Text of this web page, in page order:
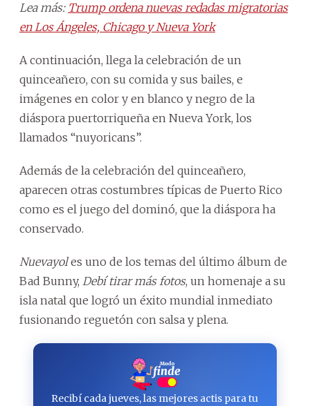
Lea más: Trump ordena nuevas redadas migratorias
en Los Ángeles, Chicago y Nueva York
A continuación, llega la celebración de un
quinceañero, con su comida y sus bailes, e
imágenes en color y en blanco y negro de la
diáspora puertorriqueña en Nueva York, los
llamados “nuyoricans”.
Además de la celebración del quinceañero,
aparecen otras costumbres típicas de Puerto Rico
como es el juego del dominó, que la diáspora ha
conservado.
Nuevayoles uno de los temas del último álbum de
Bad Bunny, Debí tirar más fotos, un homenaje a su
isla natal que logró un éxito mundial inmediato
fusionando reguetón con salsa y plena.
Recibí cada jueves, las mejores actis para tu